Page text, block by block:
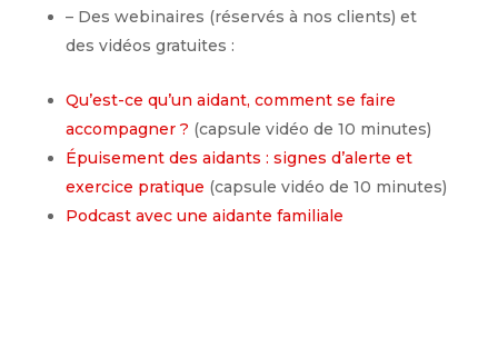
– Des webinaires (réservés à nos clients) et
des vidéos gratuites :
Qu’est-ce qu’un aidant, comment se faire
accompagner ? (capsule vidéo de 10 minutes)
Épuisement des aidants : signes d’alerte et
exercice pratique (capsule vidéo de 10 minutes)
Podcast avec une aidante familiale